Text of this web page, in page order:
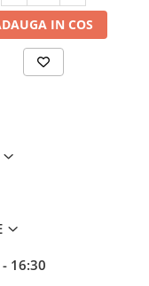
IN COS
16:30